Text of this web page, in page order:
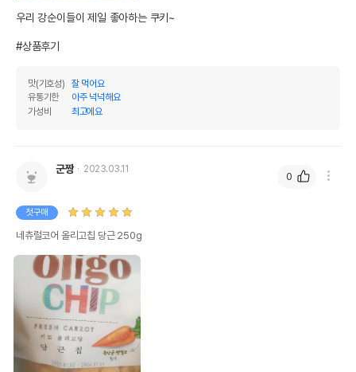
우리 강순이들이 제일 좋아하는 쿠키~
#상품후기
맛(기호성)
잘 먹어요
유통기한
아주 넉넉해요
가성비
최고에요
군짱 2023.03.11
첫구매
네츄럴코어 올리고칩 당근 250g
0